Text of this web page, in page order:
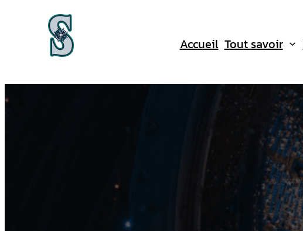
Accueil Tout savoir